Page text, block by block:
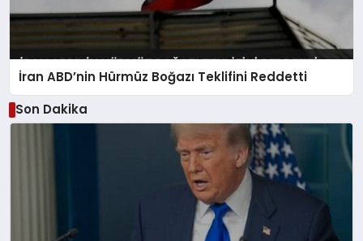
İran ABD’nin Hürmüz Boğazı Teklifini Reddetti
Son Dakika